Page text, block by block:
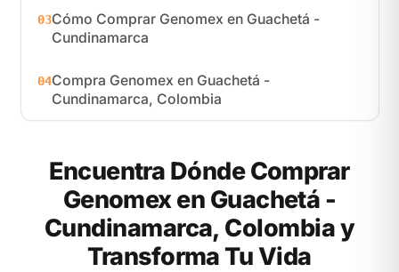
03Cómo Comprar Genomex en Guachetá -
Cundinamarca
04Compra Genomex en Guachetá -
Cundinamarca, Colombia
Encuentra Dónde Comprar
Genomex en Guachetá -
Cundinamarca, Colombia y
Transforma Tu Vida